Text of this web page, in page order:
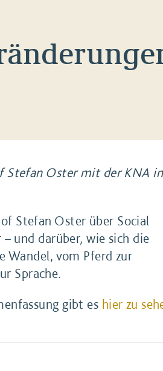
Stefan Oster mit der KNA
Stefan Oster über Social
und darüber, wie sich die
Wandel, vom Pferd zur
Sprache.
gibt es hier zu